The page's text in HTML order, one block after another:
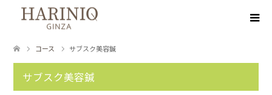
コース サブスク美容鍼
サブスク美容鍼